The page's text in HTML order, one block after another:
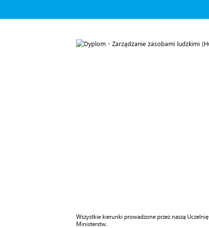
Wszystkie kierunki prowadzone przez naszą Uczelnię
Ministerstw.